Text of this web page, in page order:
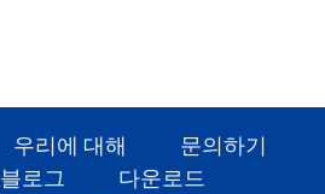
우리에 대해
문의하기
블로그
다운로드